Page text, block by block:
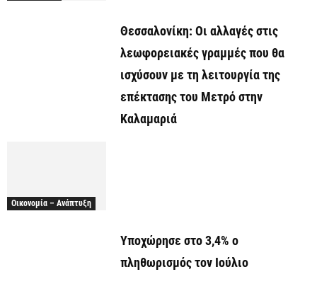
Θεσσαλονίκη: Οι αλλαγές στις
λεωφορειακές γραμμές που θα
ισχύσουν με τη λειτουργία της
επέκτασης του Μετρό στην
Καλαμαριά
Οικονομία – Ανάπτυξη
Υποχώρησε στο 3,4% ο
πληθωρισμός τον Ιούλιο